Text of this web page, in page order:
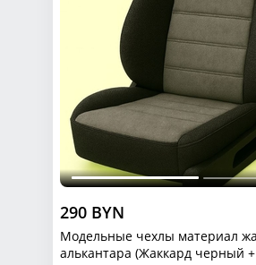
290 BYN
Модельные чехлы материал
алькантара (Жаккард черный